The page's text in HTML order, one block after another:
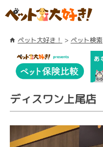
ペット大好き！ ペット検索
ディスワン上尾店